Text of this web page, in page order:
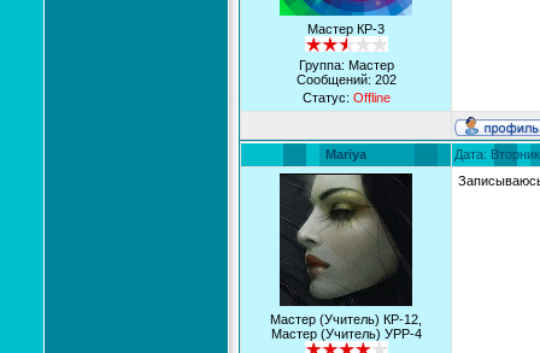
Мастер КР-3
Группа: Мастер
Сообщений: 202
Статус: Offline
Mariya Дата:
Мастер (Учитель) КР-12,
Мастер (Учитель) УРР-4